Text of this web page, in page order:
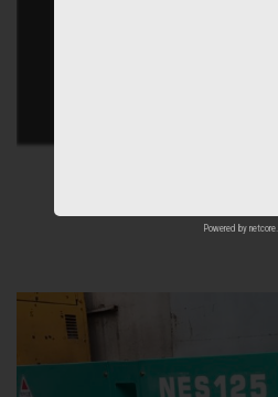
Powered by